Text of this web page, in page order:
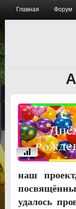
Главная Форум
u
наш
удалось